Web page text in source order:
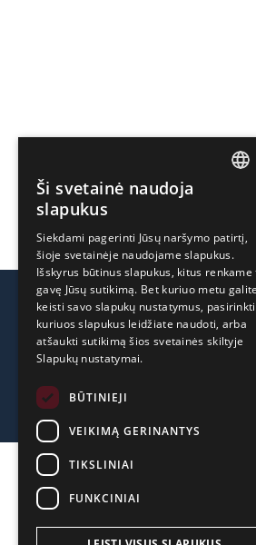
Privatumo politika
DISCLAIMER: ECOVIS
products including CFDs, rolling
not provide virtual assets
中文（
Ši svetainė naudoja
slapukus
Siekdami pagerinti Jūsų naršymo patirtį,
šioje svetainėje naudojame slapukus.
Išskyrus būtinus slapukus, kitus renkame
gavę Jūsų sutikimą. Bet kuriuo metu galite
keisti savo slapukų nustatymus,
kuriuos slapukus leidžiate naudoti, arba
atšaukti sutikimą šios svetainės skiltyje
Slapukų nustatymai.
BŪTINIEJI
VEIKIMĄ GERINANTYS
TIKSLINIAI
FUNKCINIAI